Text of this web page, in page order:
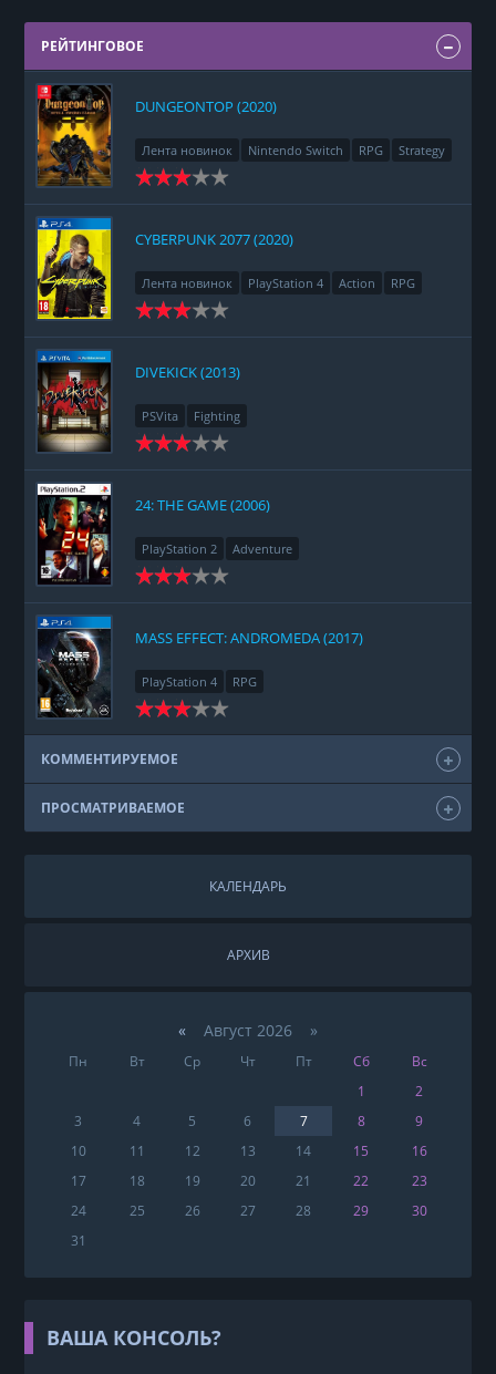
РЕЙТИНГОВОЕ
DUNGEONTOP (2020)
Лента новинок Nintendo Switch RPG Strategy
CYBERPUNK 2077 (2020)
Лента новинок PlayStation 4 Action
RPG
Racing
Adventure
DIVEKICK (2013)
PSVita Fighting
24: THE GAME (2006)
PlayStation 2 Adventure
MASS EFFECT: ANDROMEDA (2017)
PlayStation 4 RPG
КОММЕНТИРУЕМОЕ
ПРОСМАТРИВАЕМОЕ
КАЛЕНДАРЬ
АРХИВ
«Август 2026 »
Пн Вт Ср Чт Пт Сб
Вс
1
2
3
4 5 6 7 8
9
10
11 12 13 14 15
16
17
18 19 20 21 22
23
24
25 26 27 28 29
30
31
ВАША КОНСОЛЬ?